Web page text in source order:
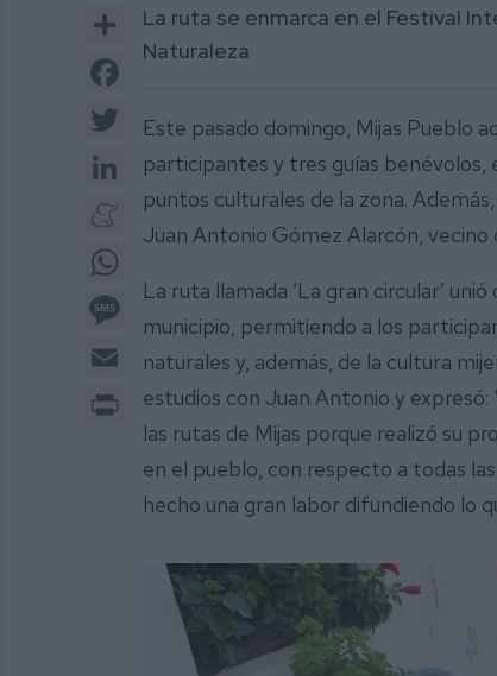
1
minute,
50
seconds
Share
Facebook
LinkedIn
Meneame
Message
Print
La ruta se enmarca en el Festival
Naturaleza
Este pasado domingo, Mijas Pueblo
participantes y tres guías benévolos,
puntos culturales de la zona.
Juan Antonio Gómez Alarcón, vecino
La ruta llamada ‘La gran circular’
municipio, permitiendo a los
naturales y, además, de la cultura
estudios con Juan Antonio y
las rutas de Mijas porque realizó su
en el pueblo, con respecto a todas
hecho una gran labor difundiendo lo